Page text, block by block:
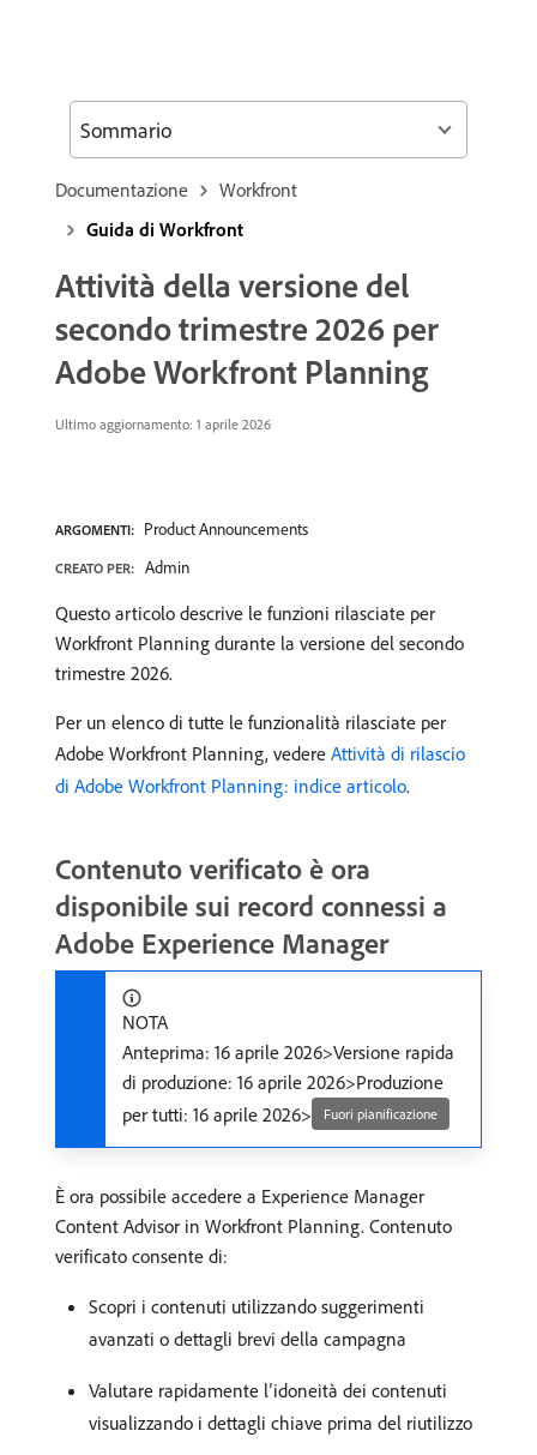
Documentazione
Workfront
Guida di Workfront
Attività della versione del
secondo trimestre 2026 per
Adobe Workfront Planning
Ultimo aggiornamento: 1 aprile 2026
ARGOMENTI: Product Announcements
CREATO PER: Admin
Questo articolo descrive le funzioni rilasciate per
Workfront Planning durante la versione del secondo
trimestre 2026.
Per un elenco di tutte le funzionalità rilasciate per
Adobe Workfront Planning, vedere Attività di rilascio
di Adobe Workfront Planning: indice articolo.
Contenuto verificato è ora
disponibile sui record connessi a
Adobe Experience Manager
NOTA
Anteprima: 16 aprile 2026>Versione rapida
di produzione: 16 aprile 2026>Produzione
per tutti: 16 aprile 2026>
Fuori pianificazione
È ora possibile accedere a Experience Manager
Content Advisor in Workfront Planning. Contenuto
verificato consente di:
Scopri i contenuti utilizzando suggerimenti
avanzati o dettagli brevi della campagna
Valutare rapidamente l’idoneità dei contenuti
visualizzando i dettagli chiave prima del riutilizzo
Sommario